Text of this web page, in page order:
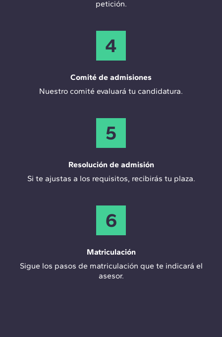
petición.
4
Comité de admisiones
Nuestro comité evaluará tu candidatura.
5
Resolución de admisión
Si te ajustas a los requisitos, recibirás tu plaza.
6
Matriculación
Sigue los pasos de matriculación que te indicará el
asesor.